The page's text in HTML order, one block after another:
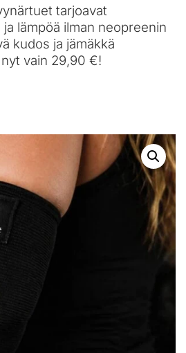
tarjoavat
lämpöä ilman neopreenin
kudos ja jämäkkä
vain 29,90 €!